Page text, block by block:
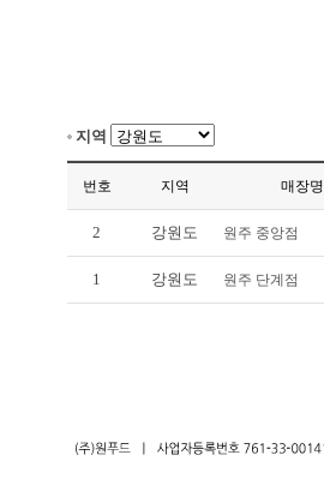
지역
번호 지역 매장명
2 강원도 원주 중앙점
1 강원도 원주 단계점